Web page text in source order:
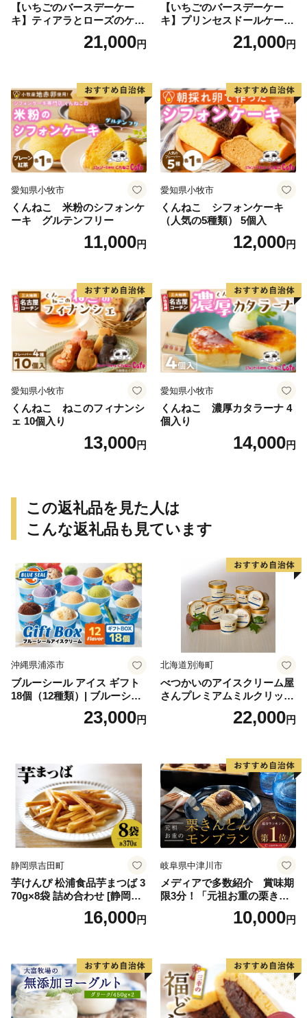
【いちごのバースデーケー
キ】ティアラとローズのケー
キ スイーツ デザート 洋菓
子 お取り寄せ 愛知県 小牧市
レーション ホールケーキ 日
時指定可
21,000円
【いちごのバースデーケー
キ】プリンセスドールケーキ
日時指定可 スイーツ デザー
ト 洋菓子 お取り寄せ 愛知県
デコレーションケーキ ホー
ルケーキ 人形 かわいい こど
も
21,000円
愛知県小牧市
くんねこ 米粉のシフォンケ
ーキ グルテンフリー
11,000円
愛知県小牧市
くんねこ シフォンケーキ
（人気の5種類） 5個入
12,000円
愛知県小牧市
くんねこ ねこのフィナンシ
ェ 10個入り
13,000円
愛知県小牧市
くんねこ 濃厚カタラーナ 4
個入り
14,000円
この返礼品を見た人は
こんな返礼品も見ています
沖縄県浦添市
ブルーシール アイス ギフト
18個（12種類）| ブルーシー
ルアイス ブルーシールアイ
スクリーム 着日指定可能 送
誕生日 カップ 詰め合わせ バ
ラエティ | バニラ チョコレー
ト ストロベリー ピスタチオ
バニラ＆クッキー ウベ 沖縄
紅イモ 塩ちんすこう 沖縄シ
ークヮーサー 沖縄黒糖 琉球
ロイヤルミルクティ 沖縄パ
イン
23,000円
北海道別海町
べつかいのアイスクリーム屋
さんプレミアムミルクリッチ
12個（AP-01）（ 北海道アイ
ス 北海道産アイス アイス ア
道産アイス 道産アイスクリ
ーム ギフト 詰合せ 詰め合わ
せ ふるさと納税 ）
22,000円
静岡県吉田町
芋けんぴ 松浦食品芋まつば 3
70g×8袋 詰め合わせ [静岡伊
勢丹(松浦食品) 静岡県 吉田町
22424274] 芋ケンピ セット
16,000円
岐阜県中津川市
メディアで多数紹介 賞味期
限3分！「元祖お重の栗きん
とんモンブラン」 【未来の
ご褒美】スイーツ 栗 モンブ
子 菓子 F4N-2298
10,000円